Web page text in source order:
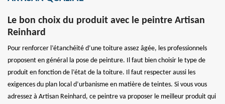
Le bon choix du produit avec le peintre Artisan
Reinhard
Pour renforcer l’étanchéité d’une toiture assez âgée, les professionnels
proposent en général la pose de peinture. Il faut bien choisir le type de
produit en fonction de l’état de la toiture. Il faut respecter aussi les
exigences du plan local d’urbanisme en matière de teintes. Si vous vous
adressez à Artisan Reinhard, ce peintre va proposer le meilleur produit qui